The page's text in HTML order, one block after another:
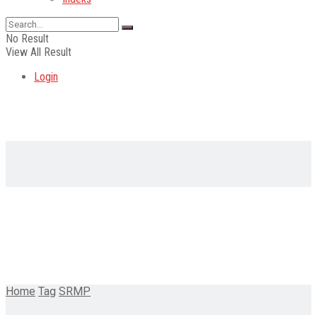
No Result
View All Result
Login
Home Tag SRMP